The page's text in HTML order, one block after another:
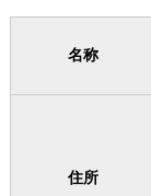
名称
住所